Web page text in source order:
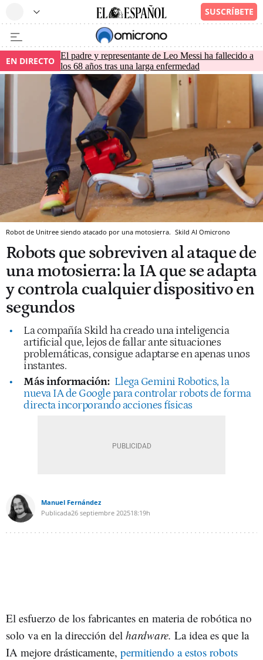
EN DIRECTO El padre y representante de Leo Messi ha fallecido a
los 68 años tras una larga enfermedad
Robot de Unitree siendo atacado por una motosierra. Skild AI Omicrono
Robots que sobreviven al ataque de
una motosierra: la IA que se adapta
y controla cualquier dispositivo en
segundos
La compañía Skild ha creado una inteligencia
artificial que, lejos de fallar ante situaciones
problemáticas, consigue adaptarse en apenas unos
instantes.
Más información: Llega Gemini Robotics, la
nueva IA de Google para controlar robots de forma
directa incorporando acciones físicas
Manuel Fernández
Publicada26 septiembre 202518:19h
El esfuerzo de los fabricantes en materia de robótica no
solo va en la dirección del hardware. La idea es que la
IA mejore drásticamente, permitiendo a estos robots